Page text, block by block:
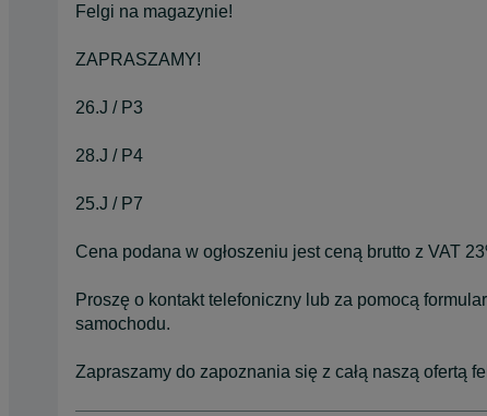
Felgi na magazynie!
ZAPRASZAMY!
26.J / P3
28.J / P4
25.J / P7
Cena podana w ogłoszeniu jest ceną brutto z VAT
Proszę o kontakt telefoniczny lub za pomocą
samochodu.
Zapraszamy do zapoznania się z całą naszą ofertą